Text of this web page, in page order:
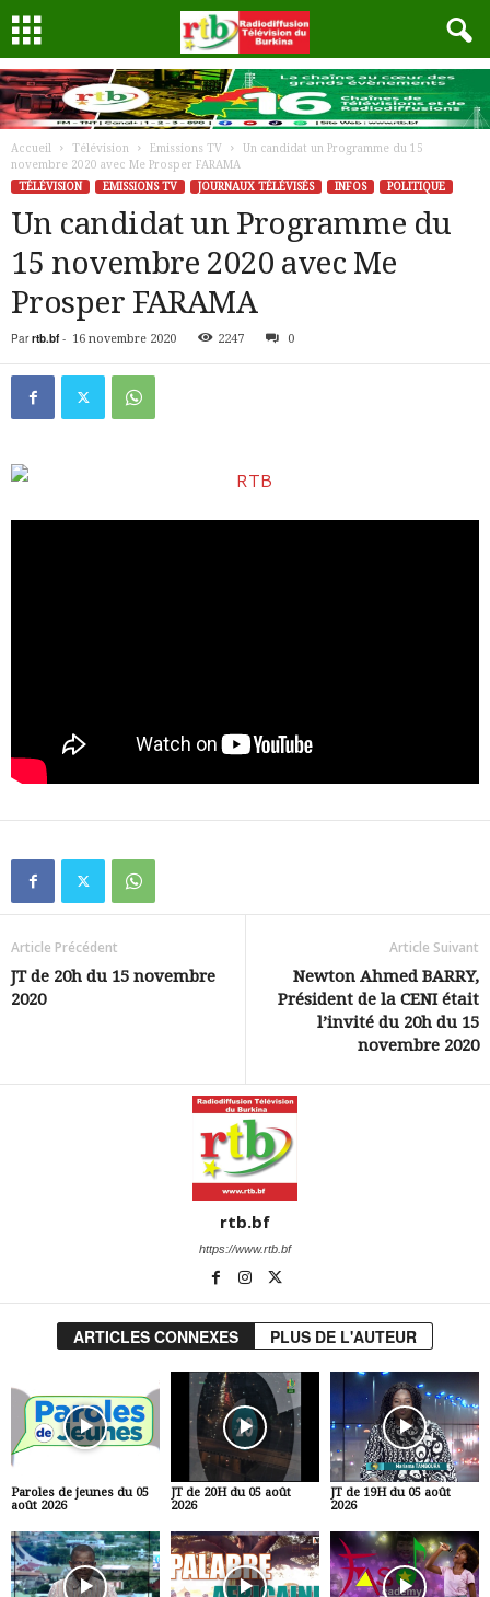
Accueil Télévision Emissions TV
Un candidat un Programme du 15
novembre 2020 avec Me Prosper FARAMA
TÉLÉVISION
EMISSIONS TV JOURNAUX TÉLÉVISÉS INFOS POLITIQUE
Un candidat un Programme du
15 novembre 2020 avec Me
Prosper FARAMA
Par rtb.bf- 16 novembre 2020 2247 0
Article Précédent
JT de 20h du 15 novembre
2020
Article Suivant
Newton Ahmed BARRY,
Président de la CENI était
l’invité du 20h du 15
novembre 2020
rtb.bf
https://www.rtb.bf
ARTICLES CONNEXES PLUS DE L'AUTEUR
Paroles de jeunes du 05
août 2026
JT de 20H du 05 août
2026
JT de 19H du 05 août
2026